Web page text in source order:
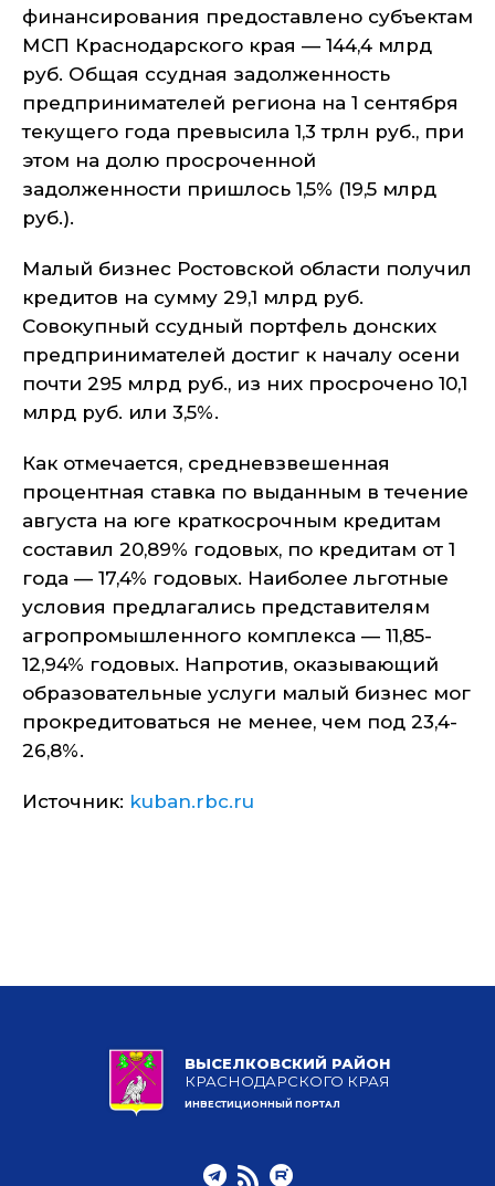
финансирования предоставлено субъектам
МСП Краснодарского края — 144,4 млрд
руб. Общая ссудная задолженность
предпринимателей региона на 1 сентября
текущего года превысила 1,3 трлн руб., при
этом на долю просроченной
задолженности пришлось 1,5% (19,5 млрд
руб.).
Малый бизнес Ростовской области получил
кредитов на сумму 29,1 млрд руб.
Совокупный ссудный портфель донских
предпринимателей достиг к началу осени
почти 295 млрд руб., из них просрочено 10,1
млрд руб. или 3,5%.
Как отмечается, средневзвешенная
процентная ставка по выданным в течение
августа на юге краткосрочным кредитам
составил 20,89% годовых, по кредитам от 1
года — 17,4% годовых. Наиболее льготные
условия предлагались представителям
агропромышленного комплекса — 11,85-
12,94% годовых. Напротив, оказывающий
образовательные услуги малый бизнес мог
прокредитоваться не менее, чем под 23,4-
26,8%.
Источник: kuban.rbc.ru
ВЫСЕЛКОВСКИЙ РАЙОН
КРАСНОДАРСКОГО КРАЯ
ИНВЕСТИЦИОННЫЙ ПОРТАЛ